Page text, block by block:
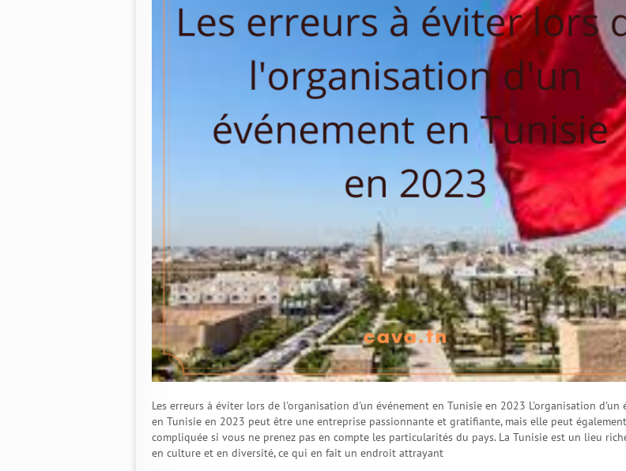
Les erreurs à éviter lors de l'organisation d'un événement en Tunisie en 2023 L'organisation d'un
en Tunisie en 2023 peut être une entreprise passionnante et gratifiante, mais elle peut
compliquée si vous ne prenez pas en compte les particularités du pays. La Tunisie est un lieu
en culture et en diversité, ce qui en fait un endroit attrayant